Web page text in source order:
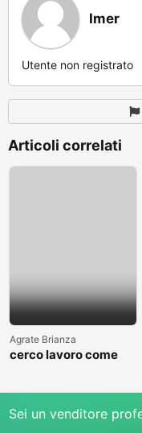
Imer
Utente non registrato
Articoli correlati
Agrate Brianza
cerco lavoro come
Sei un venditore